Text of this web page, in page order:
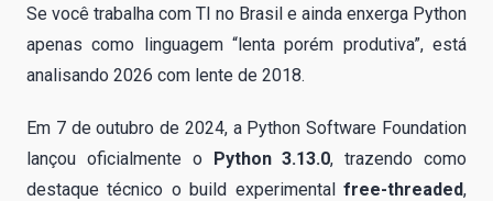
Se você trabalha com TI no Brasil e ainda enxerga Python
apenas como linguagem “lenta porém produtiva”, está
analisando 2026 com lente de 2018.
Em 7 de outubro de 2024, a Python Software Foundation
lançou oficialmente o Python 3.13.0, trazendo como
destaque técnico o build experimental free-threaded,